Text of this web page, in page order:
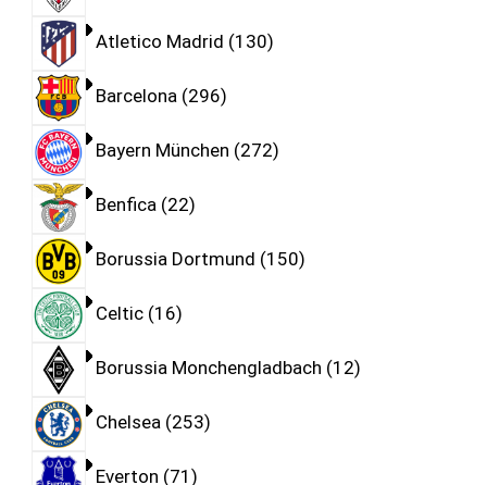
Atletico Madrid 130
Barcelona 296
Bayern München 272
Benfica 22
Borussia Dortmund 150
Celtic 16
Borussia Monchengladbach 12
Chelsea 253
Everton 71